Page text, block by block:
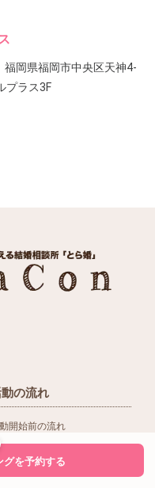
岡県福岡市中央区天神4-
ラス3F
の流れ
開始前の流れ
後の活動の流れ
グを予約する